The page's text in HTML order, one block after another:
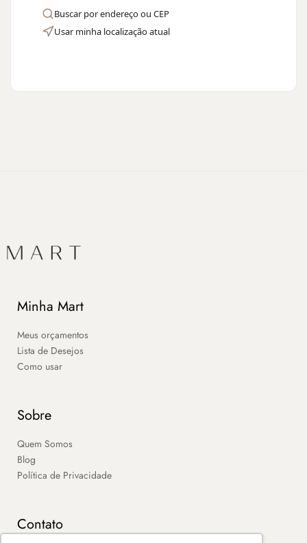
Buscar por endereço ou CEP
Usar minha localização atual
Minha Mart
Meus orçamentos
Lista de Desejos
Como usar
Sobre
Quem Somos
Blog
Política de Privacidade
Contato